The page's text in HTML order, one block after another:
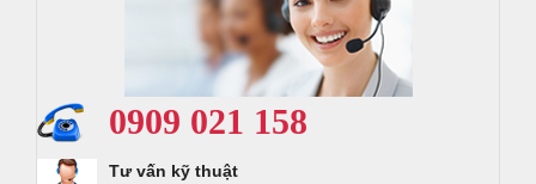
0909 021 158
Tư vấn kỹ thuật